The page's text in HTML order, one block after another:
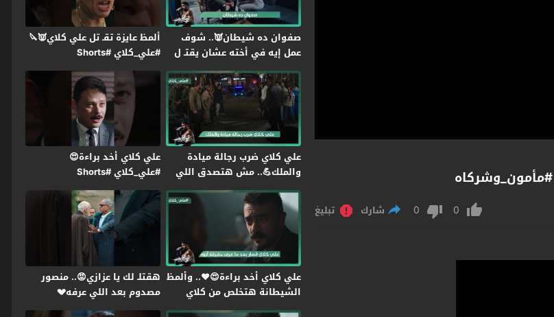
0
0 شارك تبليغ
صفوان ده شيطان👿.. شوف
عمل إيه في أخته عشان يقتـ ل
اللي في بطنها😭#علي_كلاي
ألمظ عايزة تقـ تل علي كلاي👿🔪
#علي_كلاي #Shorts
علي كلاي ضرب رجالة ميادة
والملك💪.. مش هتصدق اللي
حصل لـ روح😱#علي_كلاي
علي كلاي أخد براءة😍
#علي_كلاي #Shorts
علي كلاي أخد براءة😍❤️.. وألمظ
الشيطانة هتخلص من كلاي
عشان تورثه😱#علي_كلاي
هقتلـ لك يا عزازي😡.. منصور
مصدوم بعد اللي عرفه💔
#علي_كلاي #Shorts